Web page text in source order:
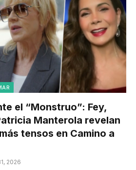
el “Monstruo”: Fey,
Manterola revelan
tensos en Camino a
2026